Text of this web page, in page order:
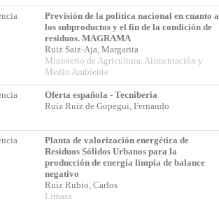
Previsión de la política nacional en cuanto a
los subproductos y el fin de la condición de
residuos. MAGRAMA
Ruiz Saiz-Aja, Margarita
Ministerio de Agricultura, Alimentación y
Medio Ambiente
Oferta española - Tecniberia
Ruíz Ruíz de Gopegui, Fernando
Planta de valorización energética de
Residuos Sólidos Urbanos para la
producción de energía limpia de balance
negativo
Ruiz Rubio, Carlos
Limasa